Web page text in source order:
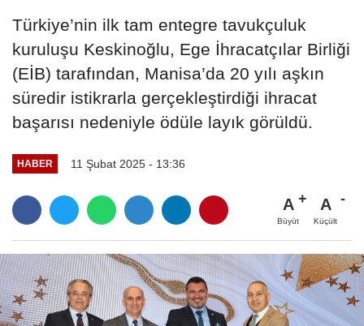
Türkiye’nin ilk tam entegre tavukçuluk
kuruluşu Keskinoğlu, Ege İhracatçılar Birliği
(EİB) tarafından, Manisa’da 20 yılı aşkın
süredir istikrarla gerçekleştirdiği ihracat
başarısı nedeniyle ödüle layık görüldü.
HABER 11 Şubat 2025 - 13:36
A
Büyüt
A
Küçült